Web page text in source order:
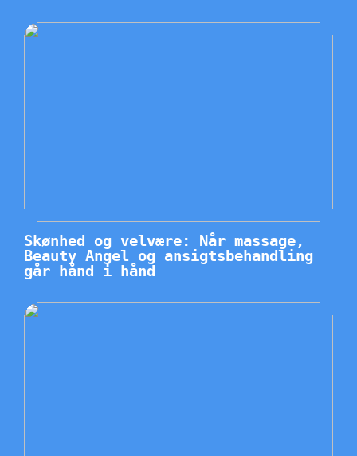
Skønhed og velvære: Når massage,
Beauty Angel og ansigtsbehandling
går hånd i hånd